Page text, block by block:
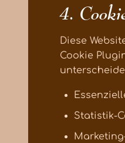
4.
Diese
Cookie
Statistik-